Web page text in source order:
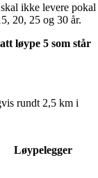
ikke levere pokal
20, 25 og 30 år.
løype 5 som står
rundt 2,5 km i
Løypelegger